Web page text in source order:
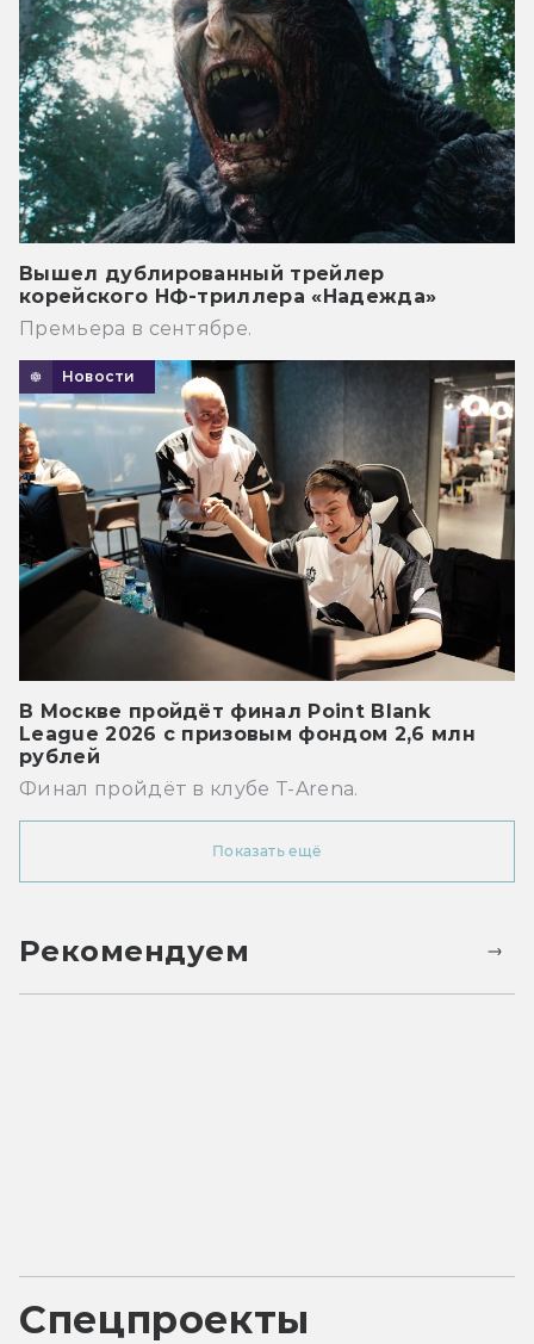
Вышел дублированный трейлер
корейского НФ-триллера «Надежда»
Премьера в сентябре.
Новости
В Москве пройдёт финал Point Blank
League 2026 с призовым фондом 2,6 млн
рублей
Финал пройдёт в клубе T-Arena.
Показать ещё
Рекомендуем
Спецпроекты